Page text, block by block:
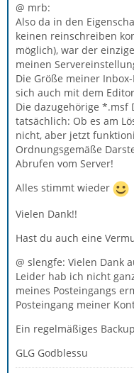
@ mrb:
Also da in den
keinen reinschreiben
möglich), war der
meinen
Die Größe meiner
sich auch mit dem
Die dazugehörige *.msf
tatsächlich: Ob es am
nicht, aber jetzt
Ordnungsgemäße
Abrufen vom Server!
Alles stimmt wieder
Vielen Dank!!
Hast du auch eine
@ slengfe: Vielen Dank
Leider hab ich nicht
meines Posteingangs
Posteingang meiner
Ein regelmäßiges
GLG Godblessu